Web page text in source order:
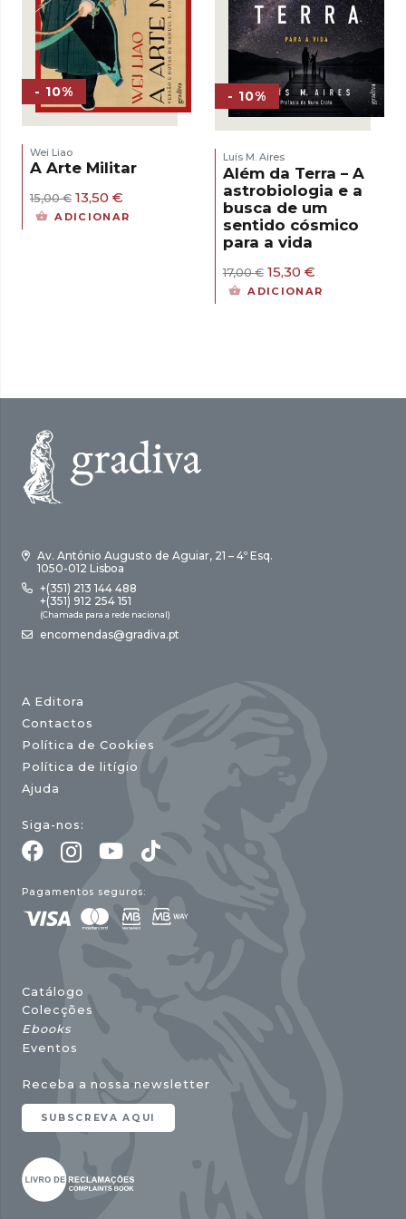
- 10%
Wei Liao
A Arte Militar
15,00€ O
preço
13,50 €
preço
ADICIONAR
- 10%
Luís M. Aires
Além da Terra – A
astrobiologia e a
busca de um
sentido cósmico
para a vida
17,00€ O
preço
15,30 €O
preço
ADICIONAR
Av. António Augusto de Aguiar, 21 – 4º Esq.
1050-012 Lisboa
+(351) 213 144 488
+(351) 912 254 151
(Chamada para a rede nacional)
encomendas@gradiva.pt
A Editora
Contactos
Política de Cookies
Política de litígio
Ajuda
Siga-nos:
Pagamentos seguros:
Catálogo
Colecções
Ebooks
Eventos
Receba a nossa newsletter
SUBSCREVA AQUI